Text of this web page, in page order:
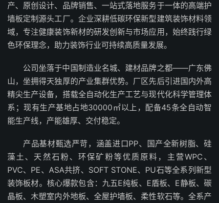
产、原创设计、品牌销售、一站式落地服务于一体的高端护
墙板定制源头工厂。企业深耕低碳环保新型建筑装饰材料领
域，专注健康装饰新材的研发创新与市场应用，始终践行绿
色环保理念，助力装饰行业可持续高质量发展。
公司坐落于中国制造业名城、建材品牌之都——广东佛
山，坐拥得天独厚的产业集群优势。厂区先后引进国内外高
精尖生产设备，搭载全自动化生产工艺与现代化科学管理体
系；现有生产基地占地30000㎡以上，配备45条全自动智
能生产线，产能雄厚、交付稳定。
产品基材甄选严苛，涵盖进口PP、国产全新树脂、硅
藻土、天然石粉、环保矿粉等优质原料，主营WPC、
PVC、PE、ASA共挤、SOFT STONE、PU石等全系列新型
装饰板材。核心爆款包含：九五E纯板、E盾板、E静板、碳
晶板、木塑室内外地板、全屋护墙板、柔性软石等。全系产